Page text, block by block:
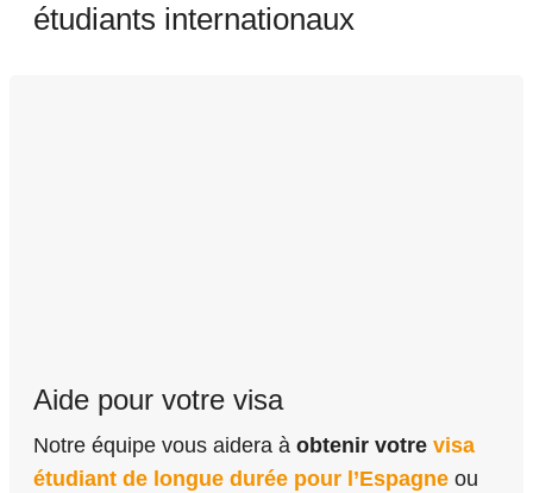
étudiants internationaux
Aide pour votre visa
Notre équipe vous aidera à obtenir votre visa
étudiant de longue durée pour l’Espagne ou